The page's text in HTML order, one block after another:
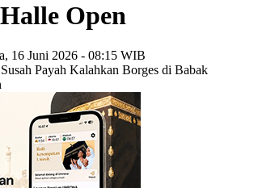
Open
16 Juni 2026 - 08:15 WIB